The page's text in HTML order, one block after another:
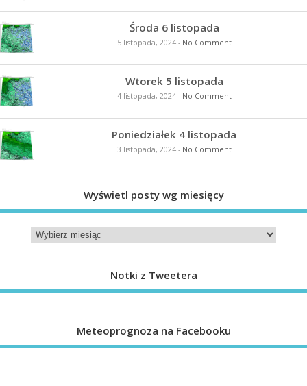
Środa 6 listopada
5 listopada, 2024- No Comment
Wtorek 5 listopada
4 listopada, 2024- No Comment
Poniedziałek 4 listopada
3 listopada, 2024- No Comment
Wyświetl posty wg miesięcy
Notki z Tweetera
Meteoprognoza na Facebooku